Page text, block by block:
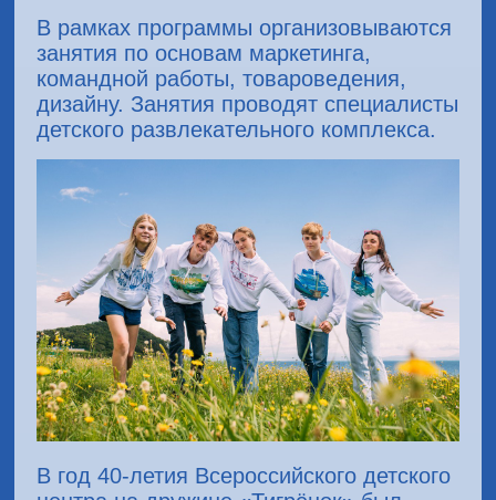
В рамках программы организовываются
занятия по основам маркетинга,
командной работы, товароведения,
дизайну. Занятия проводят специалисты
детского развлекательного комплекса.
В год 40-летия Всероссийского детского